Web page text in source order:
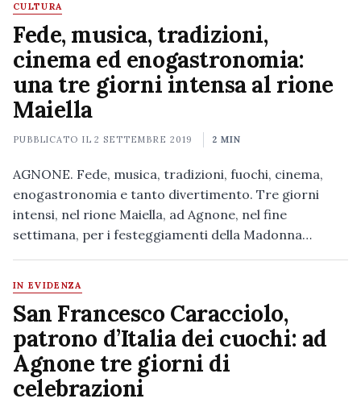
CULTURA
Fede, musica, tradizioni,
cinema ed enogastronomia:
una tre giorni intensa al rione
Maiella
PUBBLICATO IL2 SETTEMBRE 2019 2 MIN
AGNONE. Fede, musica, tradizioni, fuochi, cinema,
enogastronomia e tanto divertimento. Tre giorni
intensi, nel rione Maiella, ad Agnone, nel fine
settimana, per i festeggiamenti della Madonna…
IN EVIDENZA
San Francesco Caracciolo,
patrono d’Italia dei cuochi: ad
Agnone tre giorni di
celebrazioni